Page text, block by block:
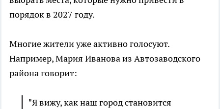
порядок в 2027 году.
Многие жители уже активно голосуют.
Например, Мария Иванова из Автозаводского
района говорит:
"Я вижу, как наш город становится